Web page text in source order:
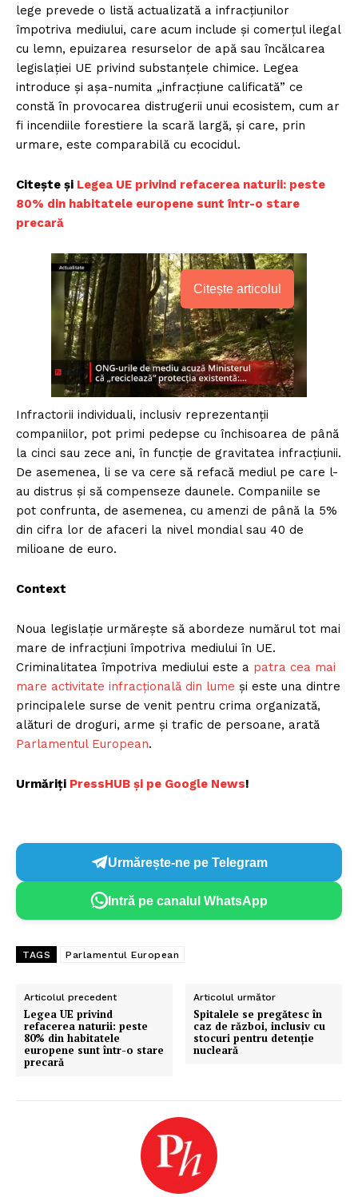
lege prevede o listă actualizată a infracțiunilor
împotriva mediului, care acum include și comerțul ilegal
cu lemn, epuizarea resurselor de apă sau încălcarea
legislației UE privind substanțele chimice. Legea
introduce și așa-numita „infracțiune calificată” ce
constă în provocarea distrugerii unui ecosistem, cum ar
fi incendiile forestiere la scară largă, și care, prin
urmare, este comparabilă cu ecocidul.
Citește și Legea UE privind refacerea naturii: peste
80% din habitatele europene sunt într-o stare
precară
Citește articolul
Infractorii individuali, inclusiv reprezentanții
companiilor, pot primi pedepse cu închisoarea de până
la cinci sau zece ani, în funcție de gravitatea infracțiunii.
De asemenea, li se va cere să refacă mediul pe care l-
au distrus și să compenseze daunele. Companiile se
pot confrunta, de asemenea, cu amenzi de până la 5%
din cifra lor de afaceri la nivel mondial sau 40 de
milioane de euro.
Context
Noua legislație urmărește să abordeze numărul tot mai
mare de infracțiuni împotriva mediului în UE.
Criminalitatea împotriva mediului este a patra cea mai
mare activitate infracțională din lume și este una dintre
principalele surse de venit pentru crima organizată,
alături de droguri, arme și trafic de persoane, arată
Parlamentul European.
Urmăriți PressHUB și pe Google News!
Urmărește-ne pe Telegram
Intră pe canalul WhatsApp
TAGS Parlamentul European
Articolul precedent
Legea UE privind
refacerea naturii: peste
80% din habitatele
europene sunt într-o stare
precară
Articolul următor
Spitalele se pregătesc în
caz de război, inclusiv cu
stocuri pentru detenție
nucleară